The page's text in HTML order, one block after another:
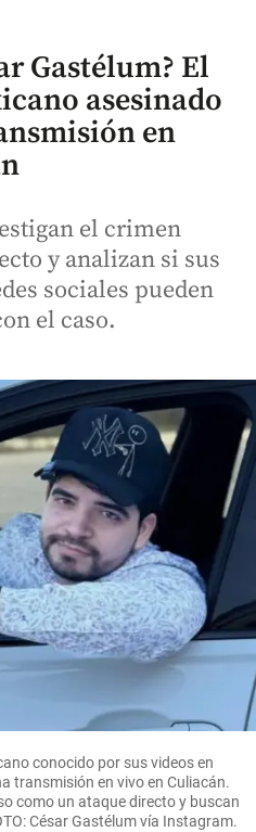
Gastélum? El
asesinado
en
el crimen
y analizan si sus
sociales pueden
el caso.
conocido por sus videos en
transmisión en vivo en Culiacán.
como un ataque directo y buscan
César Gastélum vía Instagram.